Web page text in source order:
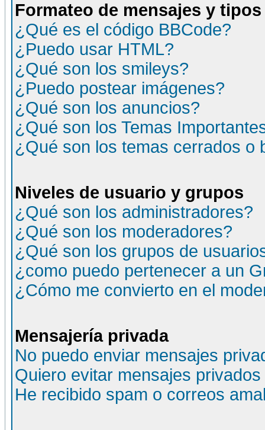
Formateo de mensajes y
¿Qué es el código BBCode?
¿Puedo usar HTML?
¿Qué son los smileys?
¿Puedo postear imágenes?
¿Qué son los anuncios?
¿Qué son los Temas
¿Qué son los temas cerrados o
Niveles de usuario y grupos
¿Qué son los administradores?
¿Qué son los moderadores?
¿Qué son los grupos de
¿como puedo pertenecer a un
¿Cómo me convierto en el
Mensajería privada
No puedo enviar mensajes
Quiero evitar mensajes
He recibido spam o correos